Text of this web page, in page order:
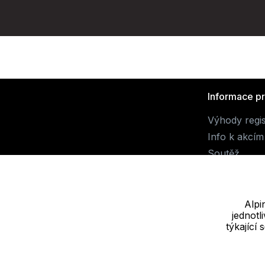
Informace
Výhody
Info k akcím
Soutěž
týkající